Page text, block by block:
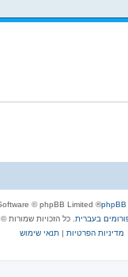
phpBB
® Forum Software © phpBB Limited
. כל הזכויות שמורות © 2017 - phpBB.co.il.
מדיניות הפרטיות | תנאי שימוש